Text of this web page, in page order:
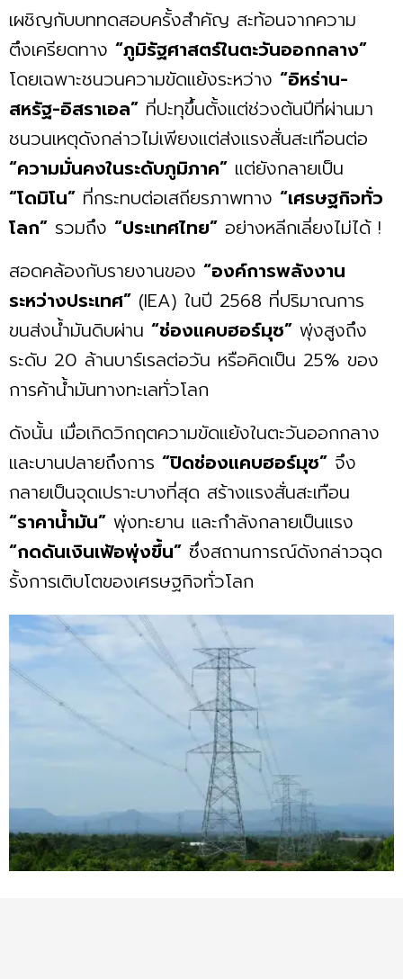
เผชิญกับบททดสอบครั้งสำคัญ สะท้อนจากความ
ตึงเครียดทาง “ภูมิรัฐศาสตร์ในตะวันออกกลาง”
โดยเฉพาะชนวนความขัดแย้งระหว่าง “อิหร่าน-
สหรัฐ-อิสราเอล” ที่ปะทุขึ้นตั้งแต่ช่วงต้นปีที่ผ่านมา
ชนวนเหตุดังกล่าวไม่เพียงแต่ส่งแรงสั่นสะเทือนต่อ
“ความมั่นคงในระดับภูมิภาค” แต่ยังกลายเป็น
“โดมิโน” ที่กระทบต่อเสถียรภาพทาง “เศรษฐกิจทั่ว
โลก” รวมถึง “ประเทศไทย” อย่างหลีกเลี่ยงไม่ได้ !
สอดคล้องกับรายงานของ “องค์การพลังงาน
ระหว่างประเทศ” (IEA) ในปี 2568 ที่ปริมาณการ
ขนส่งน้ำมันดิบผ่าน “ช่องแคบฮอร์มุซ” พุ่งสูงถึง
ระดับ 20 ล้านบาร์เรลต่อวัน หรือคิดเป็น 25% ของ
การค้าน้ำมันทางทะเลทั่วโลก
ดังนั้น เมื่อเกิดวิกฤตความขัดแย้งในตะวันออกกลาง
และบานปลายถึงการ “ปิดช่องแคบฮอร์มุซ” จึง
กลายเป็นจุดเปราะบางที่สุด สร้างแรงสั่นสะเทือน
“ราคาน้ำมัน” พุ่งทะยาน และกำลังกลายเป็นแรง
“กดดันเงินเฟ้อพุ่งขึ้น” ซึ่งสถานการณ์ดังกล่าวฉุด
รั้งการเติบโตของเศรษฐกิจทั่วโลก